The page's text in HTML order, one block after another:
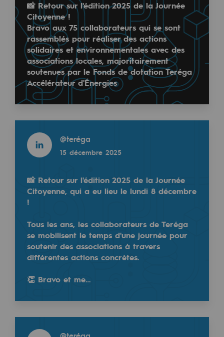
Captage de CO2
Nouveaux usages
Concertations CH4, H2 et CO2
Espace pédagogique
Espace pédagogique
2050 : un monde d’énergies
Objectif Hydrogène
CCUS Objectif Zéro CO2
Objectif Biométhane
Le Labo
Acteur engagé
Acteur engagé
BE POSITIF, le programme de
Les Journées Nationales de l'Agriculture débutent
Du 6 au 9 juin, plus de 1 000 événements sont
🎬 A cette occasion, rencontrez Thomas Pagl…
Read more
@teréga
📸 Retour sur l'édition 2025 de la Journée
Citoyenne !
Bravo aux 75 collaborateurs qui se sont
rassemblés pour réaliser des actions
solidaires et environnementales avec des
associations locales, majoritairement
soutenues par le Fonds de dotation Teréga
Accélérateur d'Énergies
@teréga
15 décembre 2025
📸 Retour sur l'édition 2025 de la Journée
Citoyenne, qui a eu lieu le lundi 8 décembre
!
Tous les ans, les collaborateurs de Teréga
se mobilisent le temps d'une journée pour
soutenir des associations à travers
différentes actions concrètes.
👏 Bravo et me…